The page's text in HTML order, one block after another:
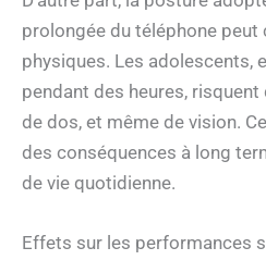
prolongée du téléphone peut
physiques. Les adolescents,
pendant des heures,
de dos, et même de vision.
des conséquences à long
de vie quotidienne.
Effets sur les performances